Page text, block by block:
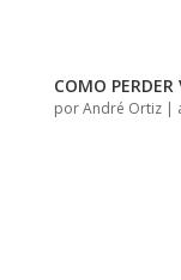
COMO
porAndré Ortiz|